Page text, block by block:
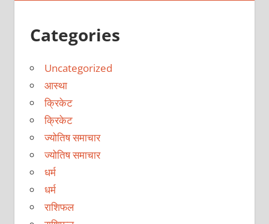
Categories
Uncategorized
आस्था
क्रिकेट
क्रिकेट
ज्योतिष समाचार
ज्योतिष समाचार
धर्म
धर्म
राशिफल